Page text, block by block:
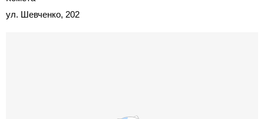
ул. Шевченко, 202